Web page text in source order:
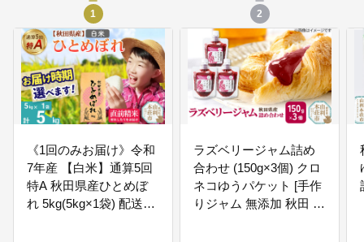
06
(6) 子どもたちの未来づくりに関
する事業
07
(7) 芸術・文化・スポーツに親し
める事業
1
《1回のみお届け》令和
7年産 【白米】通算5回
特A 秋田県産ひとめぼ
れ 5kg(5kg×1袋) 配送時
2
ラズベリージャム詰め
合わせ (150g×3個) クロ
ネコゆうパケット [手作
りジャム 無添加 秋田 ラ